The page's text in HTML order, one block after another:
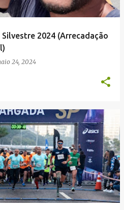
Silvestre 2024 (Arrecadação
24, 2024